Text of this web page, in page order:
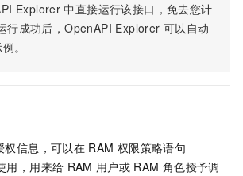
Explorer 中直接运行该接口，免去您计
行成功后，OpenAPI Explorer 可以自动
。
权信息，可以在 RAM 权限策略语句
用，用来给 RAM 用户或 RAM 角色授予调